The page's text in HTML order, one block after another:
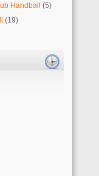
Handball (5)
(19)